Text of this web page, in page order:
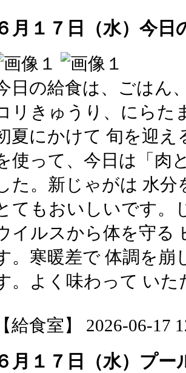
月１７日（水）今日
日の給食は、ごはん
リきゅうり、にら
夏にかけて 旬を迎
使って、今日は「肉
た。新じゃがは 水
てもおいしいです。
イルスから体を守る
。寒暖差で 体調を崩
。よく味わって いた
【給食室】 2026-06-17
月１７日（水）プ